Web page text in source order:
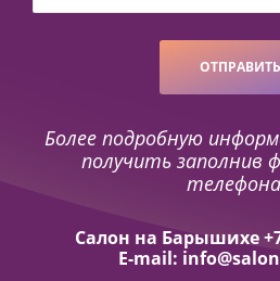
ОТПРАВИТЬ
Более подробную
получить заполнив
Салон на Барышихе +7
E-mail: